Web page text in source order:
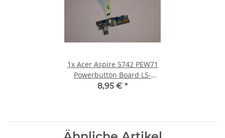
1x Acer Aspire 5742 PEW71
Powerbutton Board LS-
5893P #2509
8,95 € *